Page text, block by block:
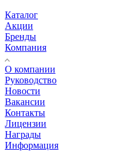
Каталог
Акции
Бренды
Компания
О компании
Руководство
Новости
Вакансии
Контакты
Лицензии
Награды
Информация